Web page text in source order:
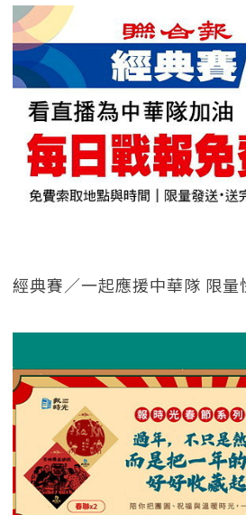
經典賽／一起應援中華隊 限量